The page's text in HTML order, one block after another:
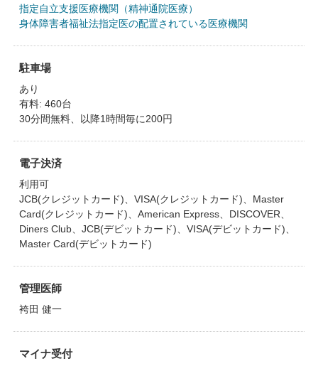
指定自立支援医療機関（精神通院医療）
身体障害者福祉法指定医の配置されている医療機関
駐車場
あり
有料: 460台
30分間無料、以降1時間毎に200円
電子決済
利用可
JCB(クレジットカード)、VISA(クレジットカード)、Master
Card(クレジットカード)、American Express、DISCOVER、
Diners Club、JCB(デビットカード)、VISA(デビットカード)、
Master Card(デビットカード)
管理医師
袴田 健一
マイナ受付